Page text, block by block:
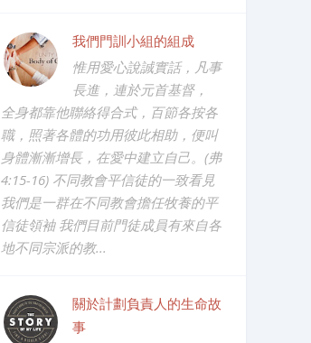
我們門訓小組的組成
惟用愛心說誠實話，凡事
長進，連於元首基督，
全身都靠他聯絡得合式，百節各按各
職，照著各體的功用彼此相助，便叫
身體漸漸增長，在愛中建立自己。(弗
4:15-16) 不同教會平信徒的一致看見
我們是一群在不同教會擔任牧養的平
信徒領袖 我們目前門徒成員有來自各
地不同宗派的教...
關於計劃負責人的生命故
事